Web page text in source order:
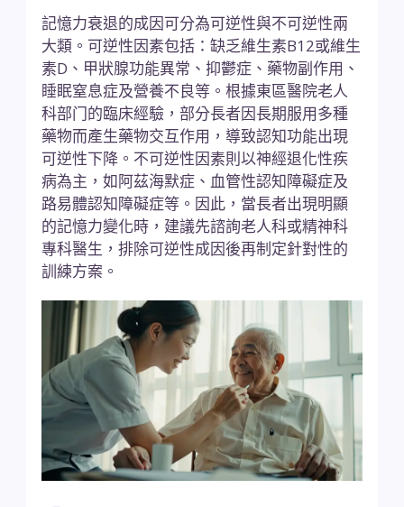
記憶力衰退的成因可分為可逆性與不可逆性兩
大類。可逆性因素包括：缺乏維生素B12或維生
素D、甲狀腺功能異常、抑鬱症、藥物副作用、
睡眠窒息症及營養不良等。根據東區醫院老人
科部门的臨床經驗，部分長者因長期服用多種
藥物而產生藥物交互作用，導致認知功能出現
可逆性下降。不可逆性因素則以神經退化性疾
病為主，如阿茲海默症、血管性認知障礙症及
路易體認知障礙症等。因此，當長者出現明顯
的記憶力變化時，建議先諮詢老人科或精神科
專科醫生，排除可逆性成因後再制定針對性的
訓練方案。